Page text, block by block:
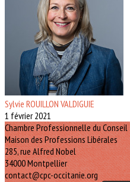
Sylvie ROUILLON VALDIGUIE
1 février 2021
Chambre Professionnelle du Conseil
Maison des Professions Libérales
285, rue Alfred Nobel
34000 Montpellier
contact@cpc-occitanie.org